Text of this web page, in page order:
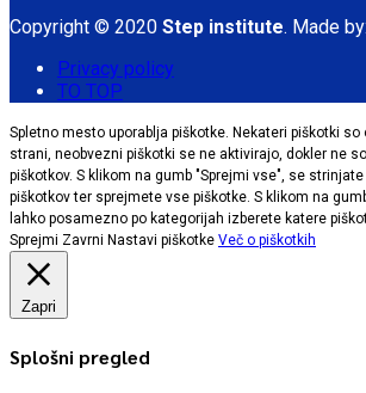
Copyright © 2020 Step institute. Made by:
Privacy policy
TO TOP
Spletno mesto uporablja piškotke. Nekateri piškotki
strani, neobvezni piškotki se ne aktivirajo, dokler ne
piškotkov. S klikom na gumb "Sprejmi vse", se
piškotkov ter sprejmete vse piškotke. S klikom na
lahko posamezno po kategorijah izberete katere
Sprejmi Zavrni Nastavi piškotke Več o piškotkih
Zapri
Splošni pregled